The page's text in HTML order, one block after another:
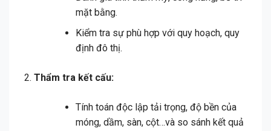
mặt bằng.
Kiểm tra sự phù hợp với quy hoạch, quy
định đô thị.
Thẩm tra kết cấu:
Tính toán độc lập tải trọng, độ bền của
móng, dầm, sàn, cột…và so sánh kết quả